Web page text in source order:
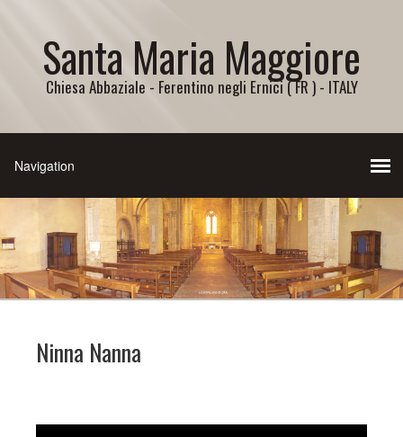
Santa Maria Maggiore
Chiesa Abbaziale - Ferentino negli Ernici ( FR ) - ITALY
Ninna Nanna